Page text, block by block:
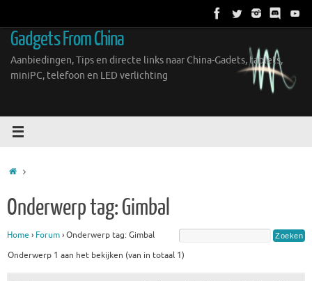
inhoud
Gadgets From China
Aanbiedingen, Tips en directe links naar China-Gadets, tablets,
miniPC, telefoon en LED verlichting
Home
Onderwerp tag: Gimbal
Home › Forum›Onderwerp tag: Gimbal
Onderwerp 1 aan het bekijken (van in totaal 1)